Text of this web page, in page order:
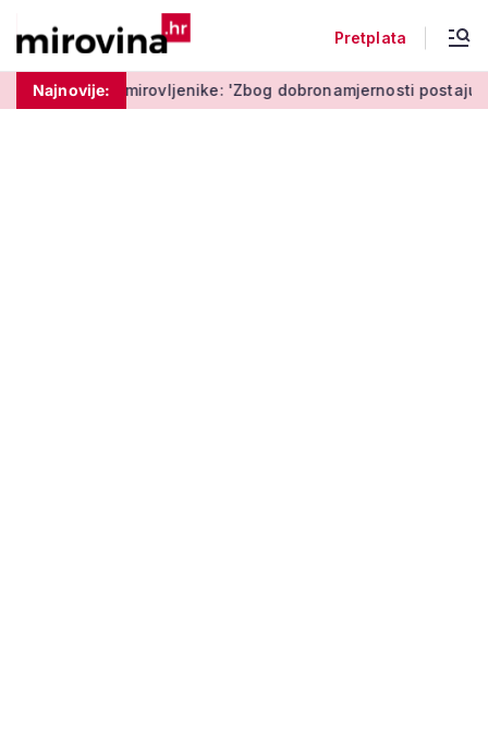
Pretplata
Najnovije:'Zbog dobronamjernosti postaju meta prijevare'